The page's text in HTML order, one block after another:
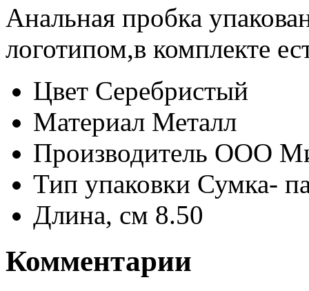
Анальная пробка
логотипом,в комплекте
Цвет Серебристый
Материал Металл
Производитель ООО
Тип упаковки Сумка-
Длина, см 8.50
Комментарии